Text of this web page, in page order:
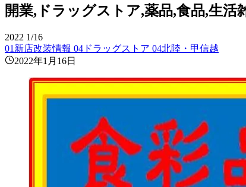
開業,ドラッグストア,薬品,食品,生活
2022 1/16
01新店改装情報 04ドラッグストア 04北陸・甲信越
2022年1月16日